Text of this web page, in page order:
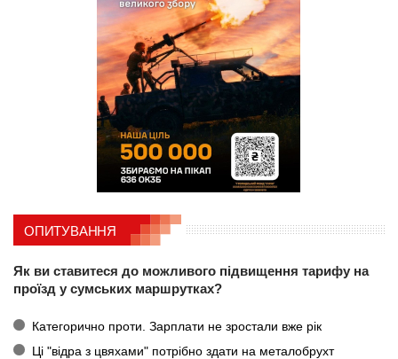
ОПИТУВАННЯ
Як ви ставитеся до можливого підвищення тарифу на
проїзд у сумських маршрутках?
Категорично проти. Зарплати не зростали вже рік
Ці "відра з цвяхами" потрібно здати на металобрухт